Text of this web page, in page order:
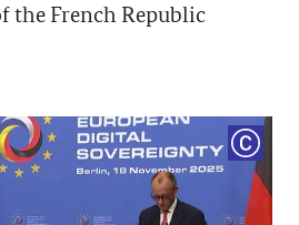
the French Republic